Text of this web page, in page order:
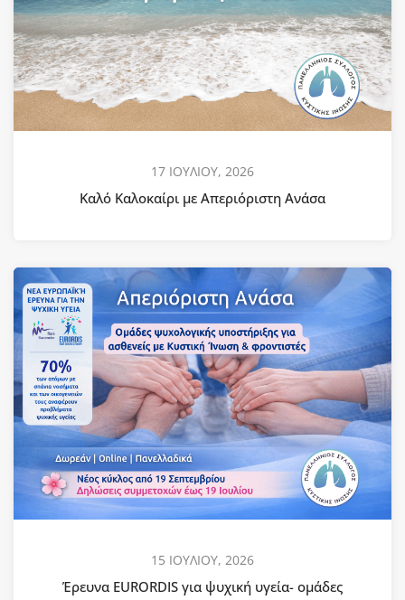
17 ΙΟΥΛΙΟΥ, 2026
Καλό Καλοκαίρι με Απεριόριστη Ανάσα
15 ΙΟΥΛΙΟΥ, 2026
Έρευνα EURORDIS για ψυχική υγεία- ομάδες